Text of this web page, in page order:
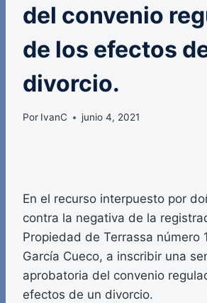
del convenio
de los efectos
divorcio.
Por IvanC junio 4, 2021
En el recurso interpuesto por
contra la negativa de la
Propiedad de Terrassa número
García Cueco, a inscribir una
aprobatoria del convenio
efectos de un divorcio.